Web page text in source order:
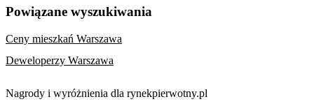
Powiązane wyszukiwania
Ceny mieszkań Warszawa
Deweloperzy Warszawa
Nagrody i wyróżnienia dla rynekpierwotny.pl